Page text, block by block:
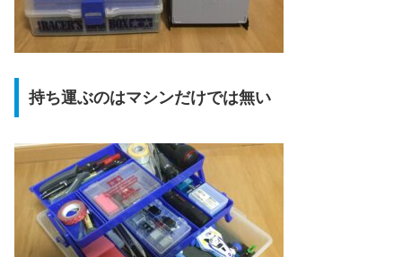
持ち運ぶのはマシンだけでは無い